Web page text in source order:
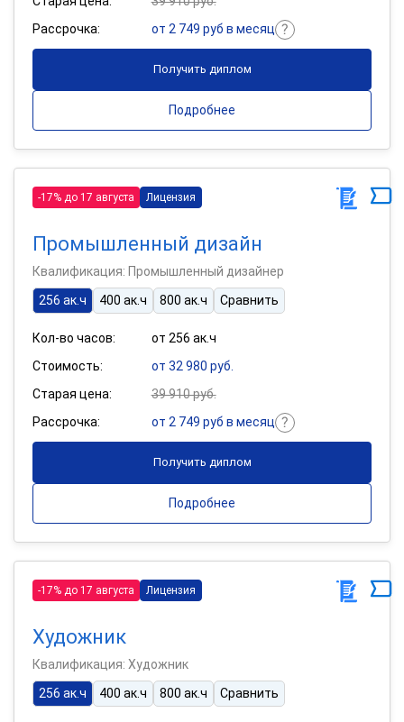
Рассрочка:
от 2 749 руб в месяц
Получить диплом
Подробнее
-17% до 17 августа Лицензия
Промышленный дизайн
Квалификация: Промышленный дизайнер
256 ак.ч
400 ак.ч 800 ак.ч Сравнить
Кол-во часов:
от 256 ак.ч
Стоимость:
от 32 980 руб.
Старая цена:
39 910 руб.
Рассрочка:
от 2 749 руб в месяц
Получить диплом
Подробнее
-17% до 17 августа Лицензия
Художник
Квалификация: Художник
256 ак.ч
400 ак.ч 800 ак.ч Сравнить